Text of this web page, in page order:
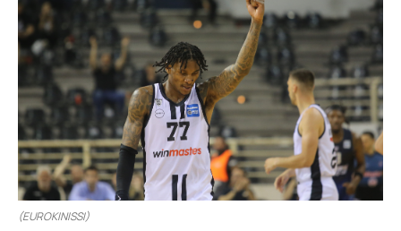
(EUROKINISSI)